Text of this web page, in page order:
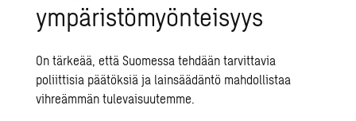
ympäristömyönteisyys
On tärkeää, että Suomessa tehdään tarvittavia
poliittisia päätöksiä ja lainsäädäntö mahdollistaa
vihreämmän tulevaisuutemme.